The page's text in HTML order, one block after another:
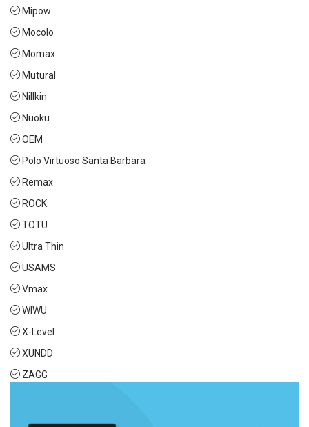
Mipow
Mocolo
Momax
Mutural
Nillkin
Nuoku
OEM
Polo Virtuoso Santa Barbara
Remax
ROCK
TOTU
Ultra Thin
USAMS
Vmax
WIWU
X-Level
XUNDD
ZAGG